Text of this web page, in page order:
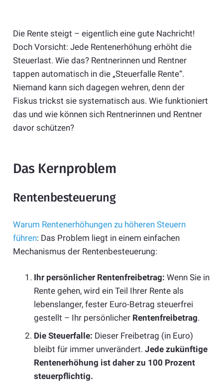
Die Rente steigt – eigentlich eine gute Nachricht!
Doch Vorsicht: Jede Rentenerhöhung erhöht die
Steuerlast. Wie das? Rentnerinnen und Rentner
tappen automatisch in die „Steuerfalle Rente“.
Niemand kann sich dagegen wehren, denn der
Fiskus trickst sie systematisch aus. Wie funktioniert
das und wie können sich Rentnerinnen und Rentner
davor schützen?
Das Kernproblem
Rentenbesteuerung
Warum Rentenerhöhungen zu höheren Steuern
führen: Das Problem liegt in einem einfachen
Mechanismus der Rentenbesteuerung:
Ihr persönlicher Rentenfreibetrag: Wenn Sie in
Rente gehen, wird ein Teil Ihrer Rente als
lebenslanger, fester Euro-Betrag steuerfrei
gestellt – Ihr persönlicher Rentenfreibetrag.
Die Steuerfalle: Dieser Freibetrag (in Euro)
bleibt für immer unverändert. Jede zukünftige
Rentenerhöhung ist daher zu 100 Prozent
steuerpflichtig.